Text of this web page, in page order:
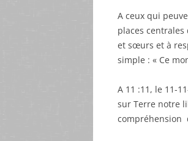
A ceux qui
places centrales
et sœurs et à
simple : « Ce
A 11 :11, le 11-
sur Terre notre
compréhension